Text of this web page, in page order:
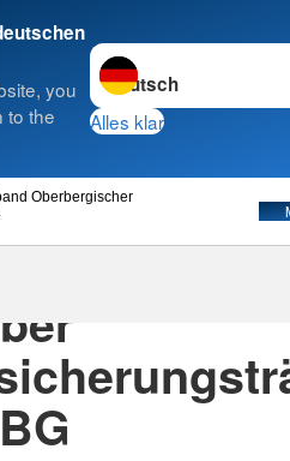
you
to the
Sprache wechseln zu
Alles klar
Oberbergischer
über
BG